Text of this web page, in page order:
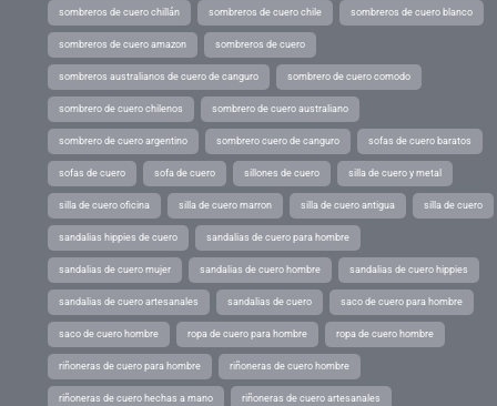
sombreros de cuero chillán sombreros de cuero chile sombreros de cuero blanco
sombreros de cuero amazon sombreros de cuero
sombreros australianos de cuero de canguro sombrero de cuero comodo
sombrero de cuero chilenos sombrero de cuero australiano
sombrero de cuero argentino sombrero cuero de canguro sofas de cuero baratos
sofas de cuero sofa de cuero sillones de cuero silla de cuero y metal
silla de cuero oficina silla de cuero marron silla de cuero antigua silla de cuero
sandalias hippies de cuero sandalias de cuero para hombre
sandalias de cuero mujer sandalias de cuero hombre sandalias de cuero hippies
sandalias de cuero artesanales sandalias de cuero saco de cuero para hombre
saco de cuero hombre ropa de cuero para hombre ropa de cuero hombre
riñoneras de cuero para hombre riñoneras de cuero hombre
riñoneras de cuero hechas a mano riñoneras de cuero artesanales